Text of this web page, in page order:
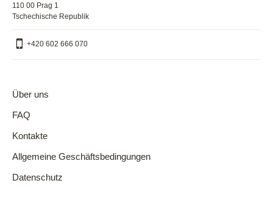
110 00 Prag 1
Tschechische Republik
+420 602 666 070
Über uns
FAQ
Kontakte
Allgemeine Geschäftsbedingungen
Datenschutz